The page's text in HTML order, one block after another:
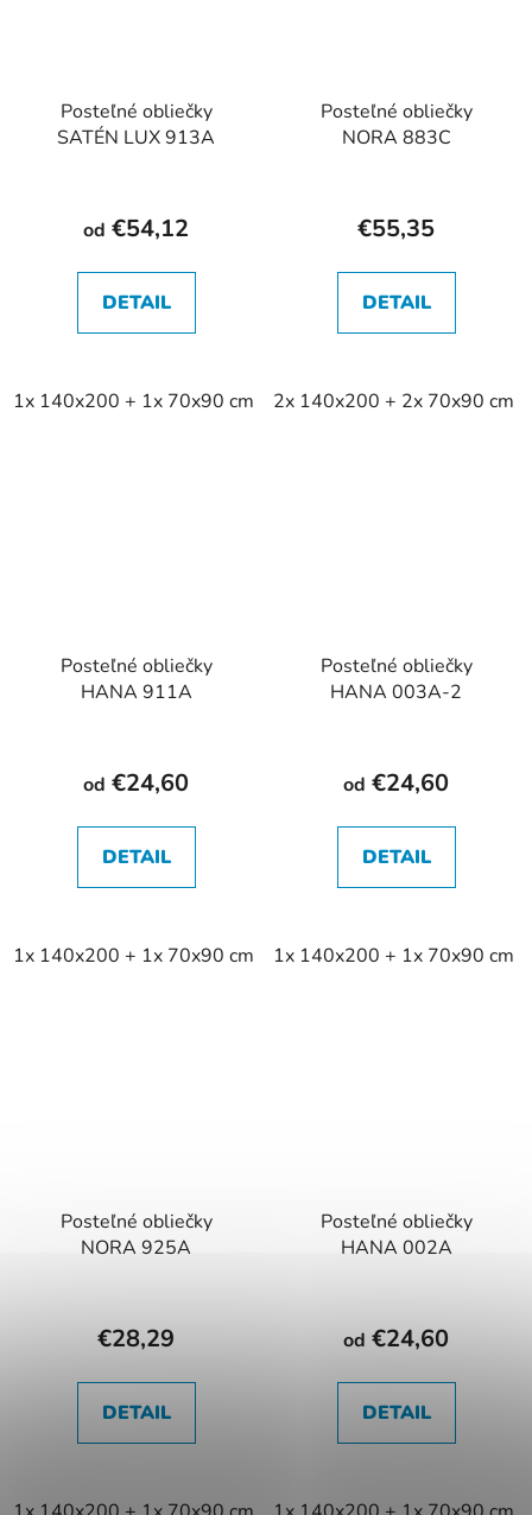
Posteľné obliečky
SATÉN LUX 913A
od €54,12
DETAIL
1x 140x200 + 1x 70x90 cm 2x 140x200 + 2x 70x90 cm
Posteľné obliečky
NORA 883C
€55,35
DETAIL
2x 140x200 + 2x 70x90 cm
Posteľné obliečky
HANA 911A
od €24,60
DETAIL
1x 140x200 + 1x 70x90 cm 2x 140x200 + 2x 70x90 cm
Posteľné obliečky
HANA 003A-2
od €24,60
DETAIL
1x 140x200 + 1x 70x90 cm
Posteľné obliečky
NORA 925A
€28,29
DETAIL
Posteľné obliečky
HANA 002A
od €24,60
DETAIL